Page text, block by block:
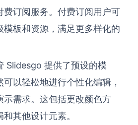
费订阅服务。付费订阅用户可
模板和资源，满足更多样化的
Slidesgo 提供了预设的模
以轻松地进行个性化编辑，
示需求。这包括更改颜色方
其他设计元素。